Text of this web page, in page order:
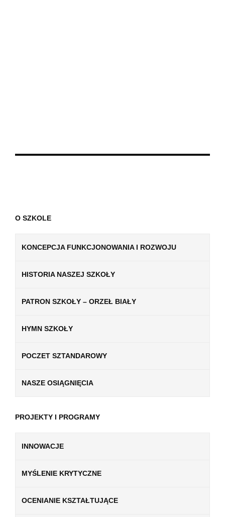
O SZKOLE
KONCEPCJA FUNKCJONOWANIA I ROZWOJU
HISTORIA NASZEJ SZKOŁY
PATRON SZKOŁY – ORZEŁ BIAŁY
HYMN SZKOŁY
POCZET SZTANDAROWY
NASZE OSIĄGNIĘCIA
PROJEKTY I PROGRAMY
INNOWACJE
MYŚLENIE KRYTYCZNE
OCENIANIE KSZTAŁTUJĄCE